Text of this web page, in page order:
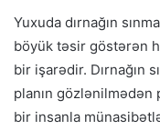
Yuxuda dırnağın
böyük təsir göstərən
bir işarədir. Dırnağın
planın gözlənilmədən
bir insanla